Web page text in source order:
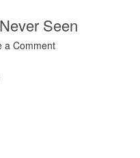
Seen
a Comment